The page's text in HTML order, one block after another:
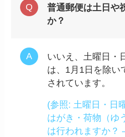
普通郵便は土日や
か？
いいえ、土曜日・
は、1月1日を除い
されています。
(参照: 土曜日・日
はがき・荷物（ゆ
は行われますか？